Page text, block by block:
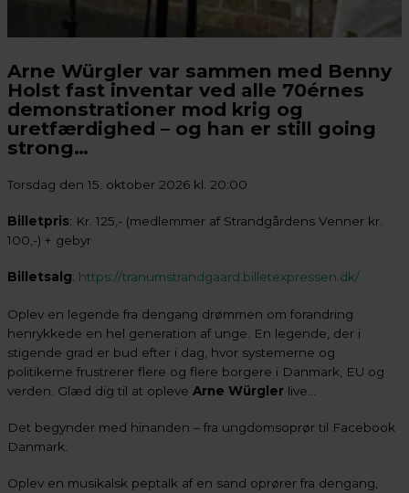
Arne Würgler var sammen med Benny
Holst fast inventar ved alle 70érnes
demonstrationer mod krig og
uretfærdighed – og han er still going
strong…
Torsdag den 15. oktober 2026 kl. 20:00
Billetpris: Kr. 125,- (medlemmer af Strandgårdens Venner kr.
100,-) + gebyr
Billetsalg: https://tranumstrandgaard.billetexpressen.dk/
Oplev en legende fra dengang drømmen om forandring
henrykkede en hel generation af unge. En legende, der i
stigende grad er bud efter i dag, hvor systemerne og
politikerne frustrerer flere og flere borgere i Danmark, EU og
verden. Glæd dig til at opleve Arne Würgler live…
Det begynder med hinanden – fra ungdomsoprør til Facebook
Danmark.
Oplev en musikalsk peptalk af en sand oprører fra dengang,